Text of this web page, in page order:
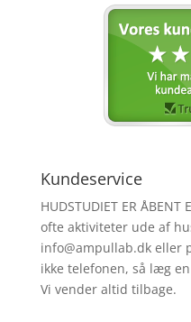
Kundeservice
HUDSTUDIET ER ÅBENT
ofte aktiviteter ude af
info@ampullab.dk eller
ikke telefonen, så læg
Vi vender altid tilbage.